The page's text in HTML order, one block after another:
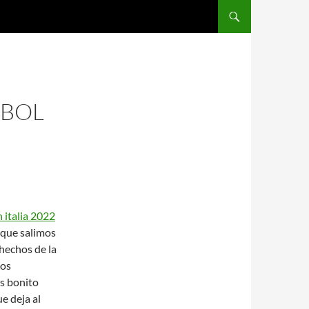
italia 2022
salimos
de la
bonito
deja al